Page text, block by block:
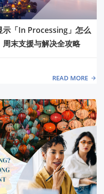
示「In Processing」怎么
末支援与解决全攻略
READ MORE